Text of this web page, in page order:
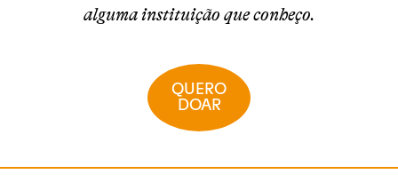
alguma instituição que conheço.
QUERO
DOAR